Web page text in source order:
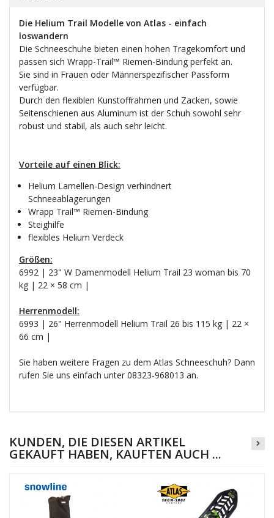
Die Helium Trail Modelle von Atlas - einfach
loswandern
Die Schneeschuhe bieten einen hohen Tragekomfort und
passen sich Wrapp-Trail™ Riemen-Bindung perfekt an.
Sie sind in Frauen oder Männerspezifischer Passform
verfügbar.
Durch den flexiblen Kunstoffrahmen und Zacken, sowie
Seitenschienen aus Aluminum ist der Schuh sowohl sehr
robust und stabil, als auch sehr leicht.
Vorteile auf einen Blick:
Helium Lamellen-Design verhindnert
Schneeablagerungen
Wrapp Trail™ Riemen-Bindung
Steighilfe
flexibles Helium Verdeck
Größen:
6992 | 23" W Damenmodell Helium Trail 23 woman bis 70
kg | 22 × 58 cm |
Herrenmodell:
6993 | 26" Herrenmodell Helium Trail 26 bis 115 kg | 22 ×
66 cm |
Sie haben weitere Fragen zu dem Atlas Schneeschuh? Dann
rufen Sie uns einfach unter 08323-968013 an.
KUNDEN, DIE DIESEN ARTIKEL
GEKAUFT HABEN, KAUFTEN AUCH ...